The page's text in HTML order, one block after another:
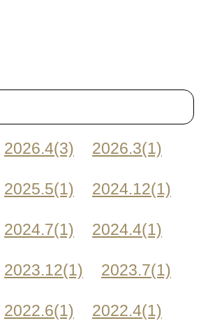
2026.4(3) 2026.3(1)
2025.5(1) 2024.12(1)
2024.7(1) 2024.4(1)
2023.12(1) 2023.7(1)
2022.6(1) 2022.4(1)